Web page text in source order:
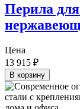
Перила
Цена
13 915 ₽
В корзину